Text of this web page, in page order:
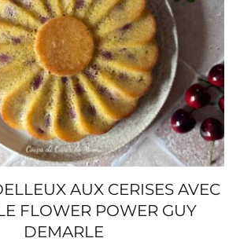
AUX CERISES AVEC
FLOWER POWER GUY
DEMARLE